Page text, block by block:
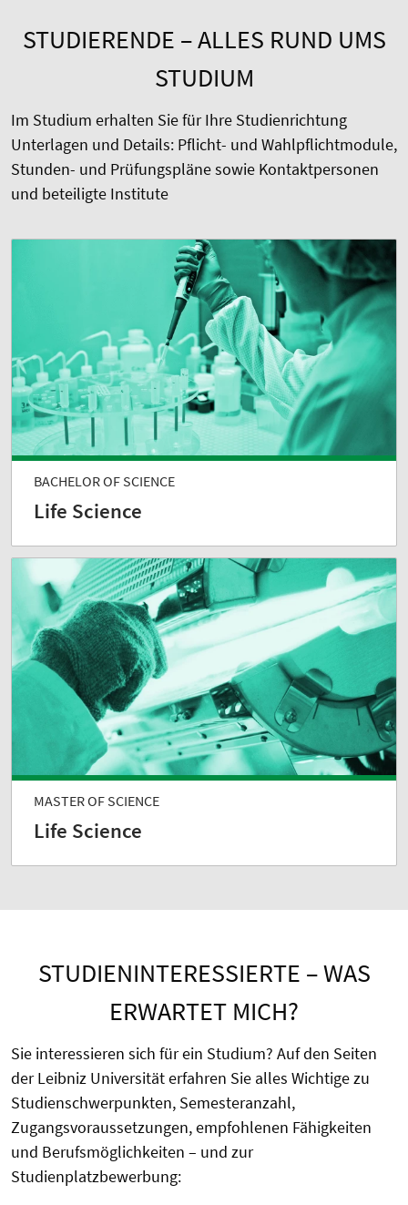
STUDIERENDE – ALLES RUND UMS
STUDIUM
Im Studium erhalten Sie für Ihre Studienrichtung
Unterlagen und Details: Pflicht- und Wahlpflichtmodule,
Stunden- und Prüfungspläne sowie Kontaktpersonen
und beteiligte Institute
BACHELOR OF SCIENCE
Life Science
MASTER OF SCIENCE
Life Science
STUDIENINTERESSIERTE – WAS
ERWARTET MICH?
Sie interessieren sich für ein Studium? Auf den Seiten
der Leibniz Universität erfahren Sie alles Wichtige zu
Studienschwerpunkten, Semesteranzahl,
Zugangsvoraussetzungen, empfohlenen Fähigkeiten
und Berufsmöglichkeiten – und zur
Studienplatzbewerbung: